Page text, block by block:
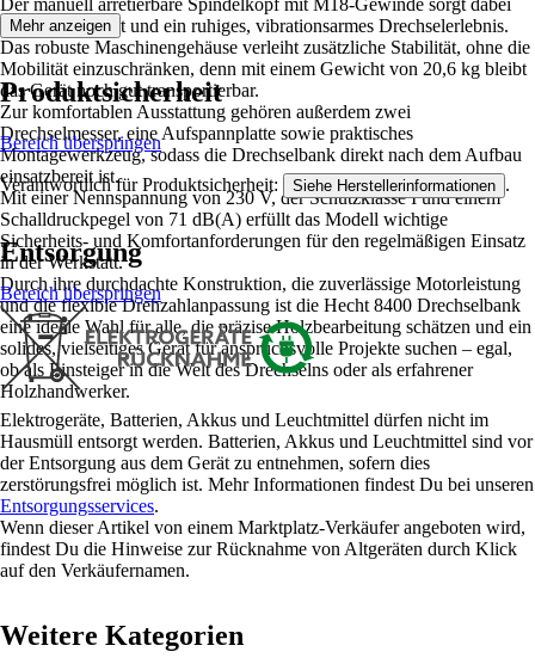
Der manuell arretierbare Spindelkopf mit M18-Gewinde sorgt dabei
für sicheren Halt und ein ruhiges, vibrationsarmes Drechselerlebnis.
Das robuste Maschinengehäuse verleiht zusätzliche Stabilität, ohne die
Mobilität einzuschränken, denn mit einem Gewicht von 20,6 kg bleibt
das Gerät noch gut transportierbar.
Zur komfortablen Ausstattung gehören außerdem zwei
Drechselmesser, eine Aufspannplatte sowie praktisches
Montagewerkzeug, sodass die Drechselbank direkt nach dem Aufbau
einsatzbereit ist.
Mit einer Nennspannung von 230 V, der Schutzklasse I und einem
Schalldruckpegel von 71 dB(A) erfüllt das Modell wichtige
Sicherheits- und Komfortanforderungen für den regelmäßigen Einsatz
in der Werkstatt.
Durch ihre durchdachte Konstruktion, die zuverlässige Motorleistung
und die flexible Drehzahlanpassung ist die Hecht 8400 Drechselbank
eine ideale Wahl für alle, die präzise Holzbearbeitung schätzen und ein
solides, vielseitiges Gerät für anspruchsvolle Projekte suchen – egal,
ob als Einsteiger in die Welt des Drechselns oder als erfahrener
Holzhandwerker.
Mehr anzeigen
Produktsicherheit
Bereich überspringen
Verantwortlich für Produktsicherheit: Siehe Herstellerinformationen .
Entsorgung
Bereich überspringen
Elektrogeräte, Batterien, Akkus und Leuchtmittel dürfen nicht im
Hausmüll entsorgt werden. Batterien, Akkus und Leuchtmittel sind vor
der Entsorgung aus dem Gerät zu entnehmen, sofern dies
zerstörungsfrei möglich ist. Mehr Informationen findest Du bei unseren
Entsorgungsservices.
Wenn dieser Artikel von einem Marktplatz-Verkäufer angeboten wird,
findest Du die Hinweise zur Rücknahme von Altgeräten durch Klick
auf den Verkäufernamen.
Weitere Kategorien